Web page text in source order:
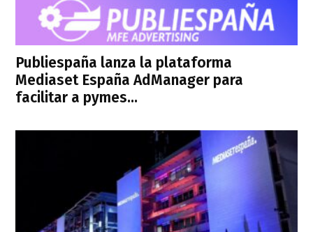
Publiespaña lanza la plataforma
Mediaset España AdManager para
facilitar a pymes...